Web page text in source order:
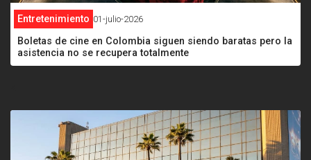
Entretenimiento 01-julio-2026
Boletas de cine en Colombia siguen siendo baratas pero la
asistencia no se recupera totalmente